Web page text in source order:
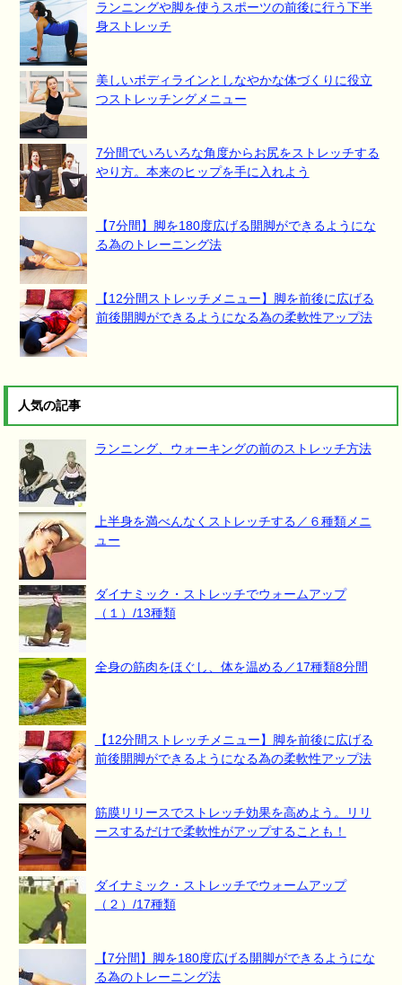
ランニングや脚を使うスポーツの前後に行う下半
身ストレッチ
美しいボディラインとしなやかな体づくりに役立
つストレッチングメニュー
7分間でいろいろな角度からお尻をストレッチする
やり方。本来のヒップを手に入れよう
【7分間】脚を180度広げる開脚ができるようにな
る為のトレーニング法
【12分間ストレッチメニュー】脚を前後に広げる
前後開脚ができるようになる為の柔軟性アップ法
人気の記事
ランニング、ウォーキングの前のストレッチ方法
上半身を満べんなくストレッチする／６種類メニ
ュー
ダイナミック・ストレッチでウォームアップ
（１）/13種類
全身の筋肉をほぐし、体を温める／17種類8分間
【12分間ストレッチメニュー】脚を前後に広げる
前後開脚ができるようになる為の柔軟性アップ法
筋膜リリースでストレッチ効果を高めよう。リリ
ースするだけで柔軟性がアップすることも！
ダイナミック・ストレッチでウォームアップ
（２）/17種類
【7分間】脚を180度広げる開脚ができるようにな
る為のトレーニング法